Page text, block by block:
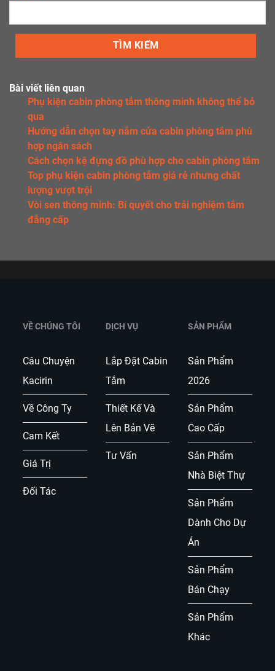
TÌM KIẾM
Bài viết liên quan
Phụ kiện cabin phòng tắm thông minh không thể bỏ
qua
Hướng dẫn chọn tay nắm cửa cabin phòng tắm phù
hợp ngân sách
Cách chọn kệ đựng đồ phù hợp cho cabin phòng tắm
Top phụ kiện cabin phòng tắm giá rẻ nhưng chất
lượng vượt trội
Vòi sen thông minh: Bí quyết cho trải nghiệm tắm
đẳng cấp
VỀ CHÚNG TÔI
Câu Chuyện
Kacirin
Về Công Ty
Cam Kết
Giá Trị
Đối Tác
DỊCH VỤ
Lắp Đặt Cabin
Tắm
Thiết Kế Và
Lên Bản Vẽ
Tư Vấn
SẢN PHẨM
Sản Phẩm
2026
Sản Phẩm
Cao Cấp
Sản Phẩm
Nhà Biệt Thự
Sản Phẩm
Dành Cho Dự
Án
Sản Phẩm
Bán Chạy
Sản Phẩm
Khác